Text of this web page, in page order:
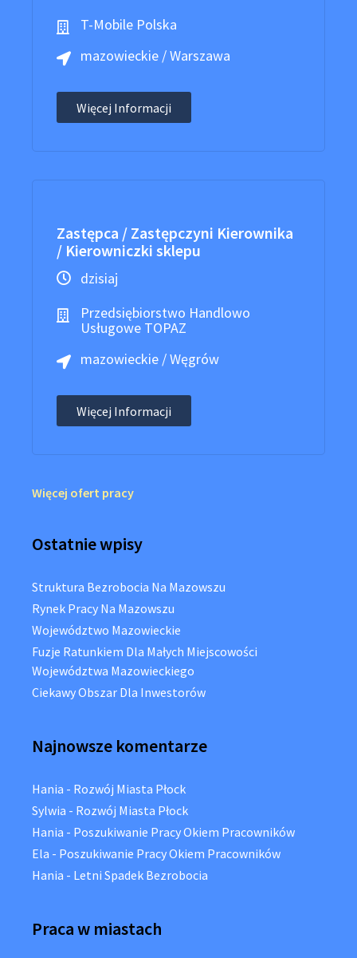
T-Mobile Polska
mazowieckie / Warszawa
Więcej Informacji
Zastępca / Zastępczyni Kierownika
/ Kierowniczki sklepu
dzisiaj
Przedsiębiorstwo Handlowo
Usługowe TOPAZ
mazowieckie / Węgrów
Więcej Informacji
Więcej ofert pracy
Ostatnie wpisy
Struktura Bezrobocia Na Mazowszu
Rynek Pracy Na Mazowszu
Województwo Mazowieckie
Fuzje Ratunkiem Dla Małych Miejscowości
Województwa Mazowieckiego
Ciekawy Obszar Dla Inwestorów
Najnowsze komentarze
Hania - Rozwój Miasta Płock
Sylwia - Rozwój Miasta Płock
Hania - Poszukiwanie Pracy Okiem Pracowników
Ela - Poszukiwanie Pracy Okiem Pracowników
Hania - Letni Spadek Bezrobocia
Praca w miastach